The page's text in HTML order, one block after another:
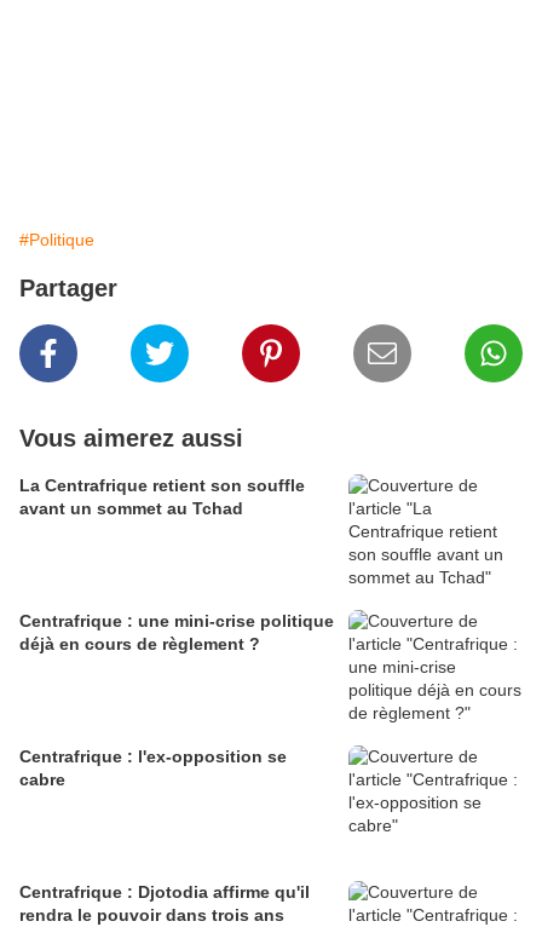
#Politique
Partager
Vous aimerez aussi
La Centrafrique retient son souffle
avant un sommet au Tchad
Centrafrique : une mini-crise politique
déjà en cours de règlement ?
Centrafrique : l'ex-opposition se
cabre
Centrafrique : Djotodia affirme qu'il
rendra le pouvoir dans trois ans